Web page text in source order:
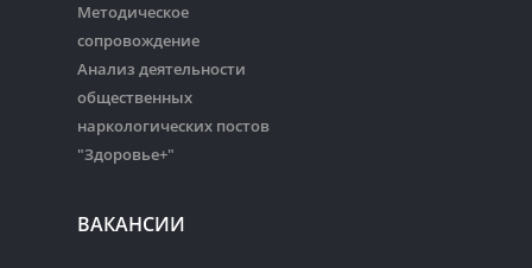
Методическое
сопровождение
Анализ деятельности
общественных
наркологических постов
"Здоровье+"
ВАКАНСИИ